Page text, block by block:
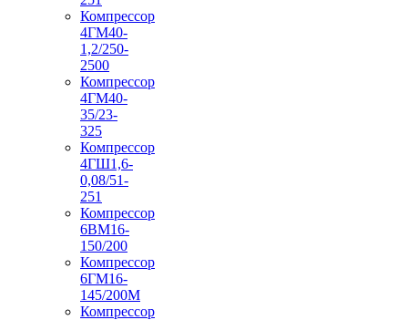
Компрессор
4ГМ40-
1,2/250-
2500
Компрессор
4ГМ40-
35/23-
325
Компрессор
4ГШ1,6-
0,08/51-
251
Компрессор
6ВМ16-
150/200
Компрессор
6ГМ16-
145/200М
Компрессор